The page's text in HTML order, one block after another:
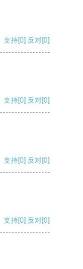
支持[0] 反对[0]
支持[0] 反对[0]
支持[0] 反对[0]
支持[0] 反对[0]